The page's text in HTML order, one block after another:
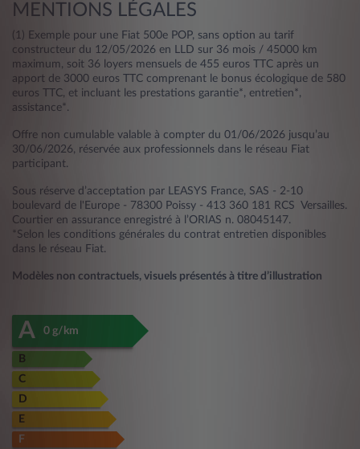
MENTIONS LÉGALES
(1) Exemple pour une Fiat 500e POP, sans option au tarif
constructeur du 12/05/2026 en LLD sur 36 mois / 45000 km
maximum, soit 36 loyers mensuels de 455 euros TTC après un
apport de 3000 euros TTC comprenant le bonus écologique de 580
euros TTC, et incluant les prestations garantie*, entretien*,
assistance*.
Offre non cumulable valable à compter du 01/06/2026 jusqu’au
30/06/2026, réservée aux professionnels dans le réseau Fiat
participant.
Sous réserve d’acceptation par LEASYS France, SAS - 2-10
boulevard de l'Europe - 78300 Poissy - 413 360 181 RCS Versailles.
Courtier en assurance enregistré à l’ORIAS n. 08045147.
*Selon les conditions générales du contrat entretien disponibles
dans le réseau Fiat.
Modèles non contractuels, visuels présentés à titre d’illustration
A 0 g/km
B
C
D
E
F